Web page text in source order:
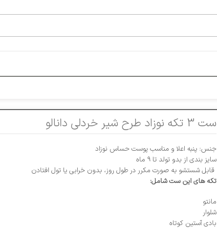
ست 3 تکه نوزاد طرح شیر خردلی دانالو
جنس: پنبه اعلا و مناسب پوست حساس نوزاد
سایز بندی از بدو تولد تا ۹ ماه
قابل شستشو به صورت مکرر در طول روز، بدون خرابی یا تول افتادن
تکه های این ست شامل:
مانتو
شلوار
بادی آستین کوتاه